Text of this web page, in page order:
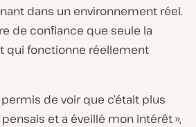
dans un environnement réel.
de confiance que seule la
qui fonctionne réellement
de voir que c’était plus
et a éveillé mon intérêt »,